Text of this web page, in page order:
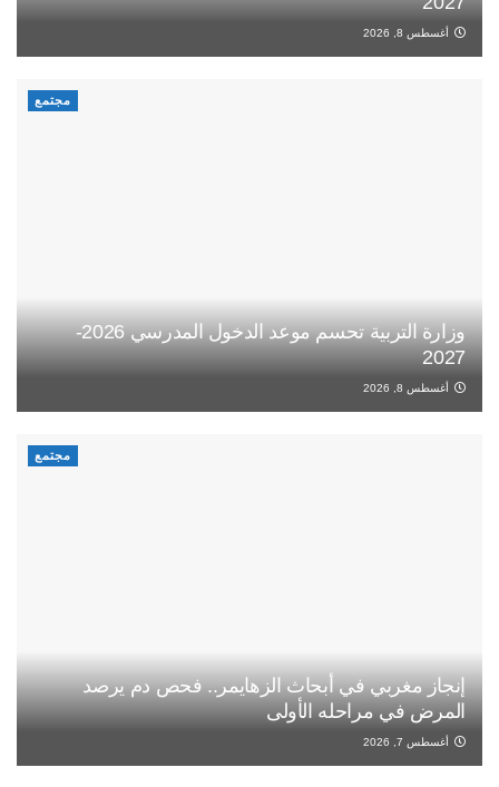
أغسطس 8, 2026
مجتمع
وزارة التربية تحسم موعد الدخول المدرسي 2026-
2027
أغسطس 8, 2026
مجتمع
إنجاز مغربي في أبحاث الزهايمر.. فحص دم يرصد
المرض في مراحله الأولى
أغسطس 7, 2026